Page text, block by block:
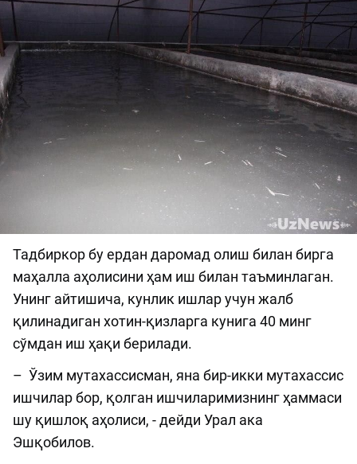
Тадбиркор бу ердан даромад олиш билан бирга
маҳалла аҳолисини ҳам иш билан таъминлаган.
Унинг айтишича, кунлик ишлар учун жалб
қилинадиган хотин-қизларга кунига 40 минг
сўмдан иш ҳақи берилади.
– Ўзим мутахассисман, яна бир-икки мутахассис
ишчилар бор, қолган ишчиларимизнинг ҳаммаси
шу қишлоқ аҳолиси, - дейди Урал ака
Эшқобилов.